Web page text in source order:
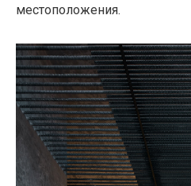
местоположения.